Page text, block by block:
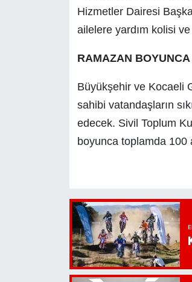
Hizmetler Dairesi
ailelere yardım kolisi
RAMAZAN
Büyükşehir ve Kocaeli
sahibi vatandaşların
edecek. Sivil Toplum
boyunca toplamda 100